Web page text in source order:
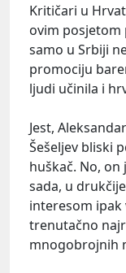
Kritičari u
ovim
samo u Srbiji
promociju
ljudi učinila i
Jest,
Šešeljev bliski
huškač. No,
sada, u
interesom
trenutačno
mnogobrojnih